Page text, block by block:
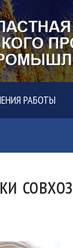
РАБОТЫ